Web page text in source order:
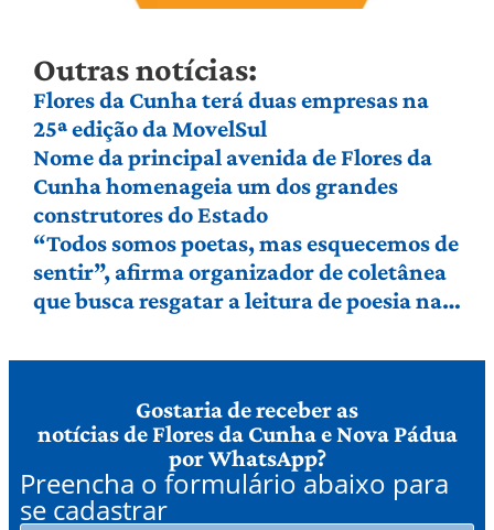
Outras notícias:
Flores da Cunha terá duas empresas na
25ª edição da MovelSul
Nome da principal avenida de Flores da
Cunha homenageia um dos grandes
construtores do Estado
“Todos somos poetas, mas esquecemos de
sentir”, afirma organizador de coletânea
que busca resgatar a leitura de poesia na
Gostaria de receber as
notícias de Flores da Cunha e Nova Pádua
por WhatsApp?
Preencha o formulário abaixo para
se cadastrar